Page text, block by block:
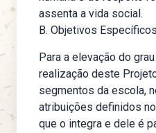
assenta a vida social.
B. Objetivos Específicos
Para a elevação do
realização deste
segmentos da escola,
atribuições definidos
que o integra e dele é